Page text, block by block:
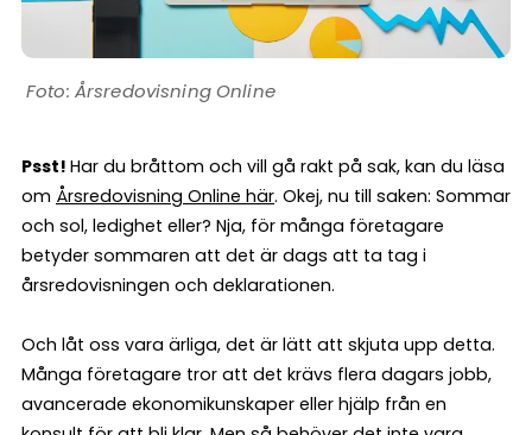
Årsredovisning Online
Psst! Har du bråttom och vill gå rakt på sak, kan du läsa
om Årsredovisning Online här. Okej, nu till saken: Sommar
och sol, ledighet eller? Nja, för många företagare
betyder sommaren att det är dags att ta tag i
årsredovisningen och deklarationen.
Och låt oss vara ärliga, det är lätt att skjuta upp detta.
Många företagare tror att det krävs flera dagars jobb,
avancerade ekonomikunskaper eller hjälp från en